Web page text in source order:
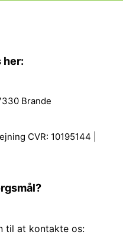
her:
Brande
CVR: 10195144 |
til at kontakte os: